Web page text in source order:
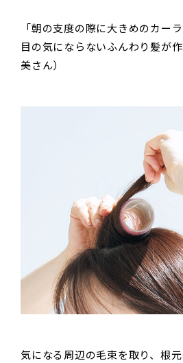
「朝の支度の際に大きめのカー
目の気にならないふんわり髪が
美さん）
気になる周辺の毛束を取り、根